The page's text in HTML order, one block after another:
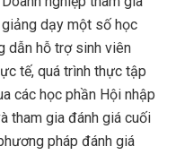
dạy một số học
dẫn hỗ trợ sinh viên
tế, quá trình thực tập
các học phần Hội nhập
tham gia đánh giá cuối
pháp đánh giá